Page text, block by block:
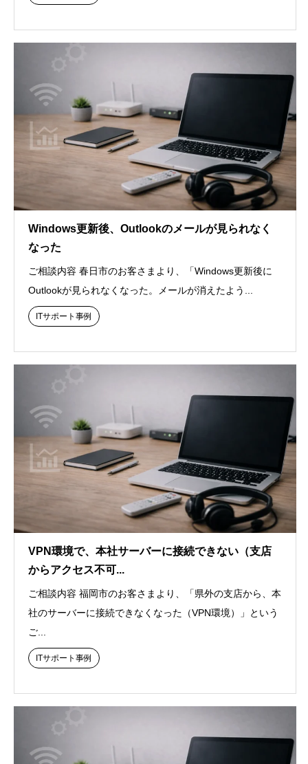
Windows更新後、Outlookのメールが見られなく
なった
ご相談内容 春日市のお客さまより、「Windows更新後に
Outlookが見られなくなった。メールが消えたよう...
ITサポート事例
VPN環境で、本社サーバーに接続できない（支店
からアクセス不可...
ご相談内容 福岡市のお客さまより、「県外の支店から、本
社のサーバーに接続できなくなった（VPN環境）」という
ご...
ITサポート事例